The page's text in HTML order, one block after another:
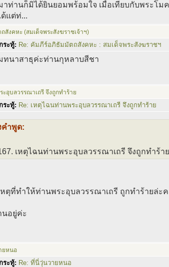
าท่านก็มิได้ยินยอมพร้อมใจ เมื่อเทียบกับพระโ
แต่ท่...
สังคหะ (สมเด็จพระสังฆราชเจ้าฯ)
ระทู้: Re: คัมภีร์อภิธัมมัตถสังคหะ : สมเด็จพระสังฆราชฯ
ทนาสาธุค่ะท่านกุหลาบสีชา
ะอุบลวรรณาเถรี จึงถูกทำร้าย
ระทู้: Re: เหตุไฉนท่านพระอุบลวรรณาเถรี จึงถูกทำร้าย
คำพูด:
เหตุไฉนท่านพระอุบลวรรณาเถรี จึงถูกทำร้าย
หตุที่ทำให้ท่านพระอุบลวรรณาเถรี ถูกทำร้ายล่ะ
นอยู่ค่ะ
ยหนอ
ระทู้: Re: ที่นี่วุ่นวายหนอ